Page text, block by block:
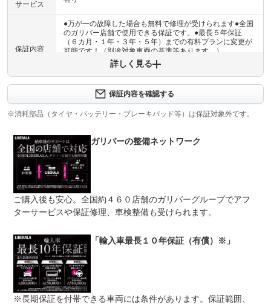
サービス
保証内容
●万が一の故障した場合も無料で修理が受けられます●全国
のガリバー店舗で使用できる保証です。●最長５年保証
（６カ月・１年・３年・５年）までの有料プランに変更が
可能です！（別途対象車両の基準等あります。）
保証項目
１エンジン機構 ２動力伝達機構 ３ブレーキ機構 ４ス
テアリング機構 ５前後アクスル機構 ６電子制御機構
修理回数 無制限
上限金額
車両本体価格
●期間内の修理回数に制限はありませんが、累積上限金額
は車両価格の５０％が上限です●対象部品の詳細は、別途
規約に定めるとおりとなります。
免責金
料プランを選択された方は、２年目以降の修理１回に対し
て、１．５万円の免責金を申し受けます。●詳しくはスタ
ッフまでお問い合わせください。
保証修理
受付先
●当店までご連絡ください。ご遠方の方は当店で受付後、
お近くのガリバー店舗または修理工場のご案内をいたしま
すので、お気軽にお申し付けください。
詳しく見る
保証内容を確認する
※消耗部品（タイヤ・バッテリー・ブレーキパッド等）は保証対象外です。
ガリバーの整備ネットワーク
ご購入後も安心。全国約４６０店舗のガリバーグループでアフ
ターサービスや保証修理、車検整備も受けられます。
「輸入車最長１０年保証（有償）※」
※長期保証を付帯できる車両には条件があります。保証範囲、